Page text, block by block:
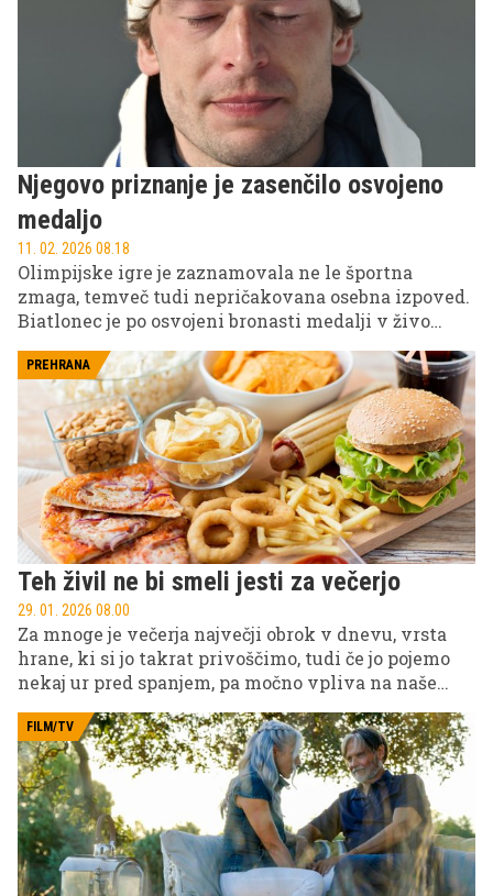
Njegovo priznanje je zasenčilo osvojeno
medaljo
11. 02. 2026 08.18
Olimpijske igre je zaznamovala ne le športna
zmaga, temveč tudi nepričakovana osebna izpoved.
Biatlonec je po osvojeni bronasti medalji v živo
sprožilo val presenečenja in razprav. Dogodek
osvetljuje zapleteno razmerje med osebnim
življenjem športnikov in njihovimi dosežki.
PREHRANA
Teh živil ne bi smeli jesti za večerjo
29. 01. 2026 08.00
Za mnoge je večerja največji obrok v dnevu, vrsta
hrane, ki si jo takrat privoščimo, tudi če jo pojemo
nekaj ur pred spanjem, pa močno vpliva na naše
počutje v preostanku večera in kakovost spanja.
Nekatera živila je zato priporočeno zamenjati za
njihove bolj zdrave različice.
FILM/TV